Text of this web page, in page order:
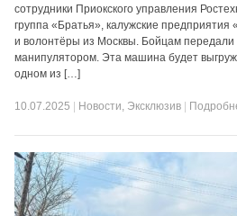
сотрудники Приокского управления
группа «Братья», калужские
и волонтёры из Москвы. Бойцам передали
манипулятором. Эта машина будет
одном из […]
10.07.2025 Новости, Эксклюзив